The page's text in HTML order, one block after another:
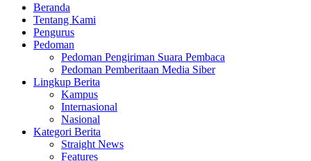
Beranda
Tentang Kami
Pengurus
Pedoman
Pedoman Pengiriman Suara Pembaca
Pedoman Pemberitaan Media Siber
Lingkup Berita
Kampus
Internasional
Nasional
Kategori Berita
Straight News
Features